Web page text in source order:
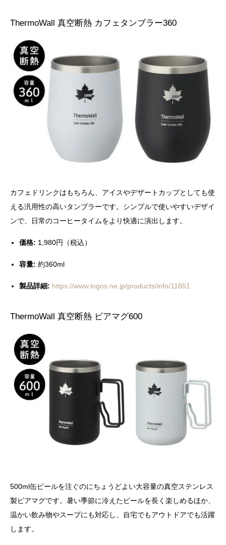
ThermoWall 真空断熱 カフェタンブラー360
カフェドリンクはもちろん、アイスやデザートカップとしても使
える汎用性の高いタンブラーです。シンプルで使いやすいデザイ
ンで、日常のコーヒータイムをより快適に演出します。
価格: 1,980円（税込）
容量: 約360ml
製品詳細: https://www.logos.ne.jp/products/info/11851
ThermoWall 真空断熱 ビアマグ600
500ml缶ビールを注ぐのにちょうどよい大容量の真空ステンレス
製ビアマグです。暑い季節に冷えたビールを長く楽しめるほか、
温かい飲み物やスープにも対応し、自宅でもアウトドアでも活躍
します。